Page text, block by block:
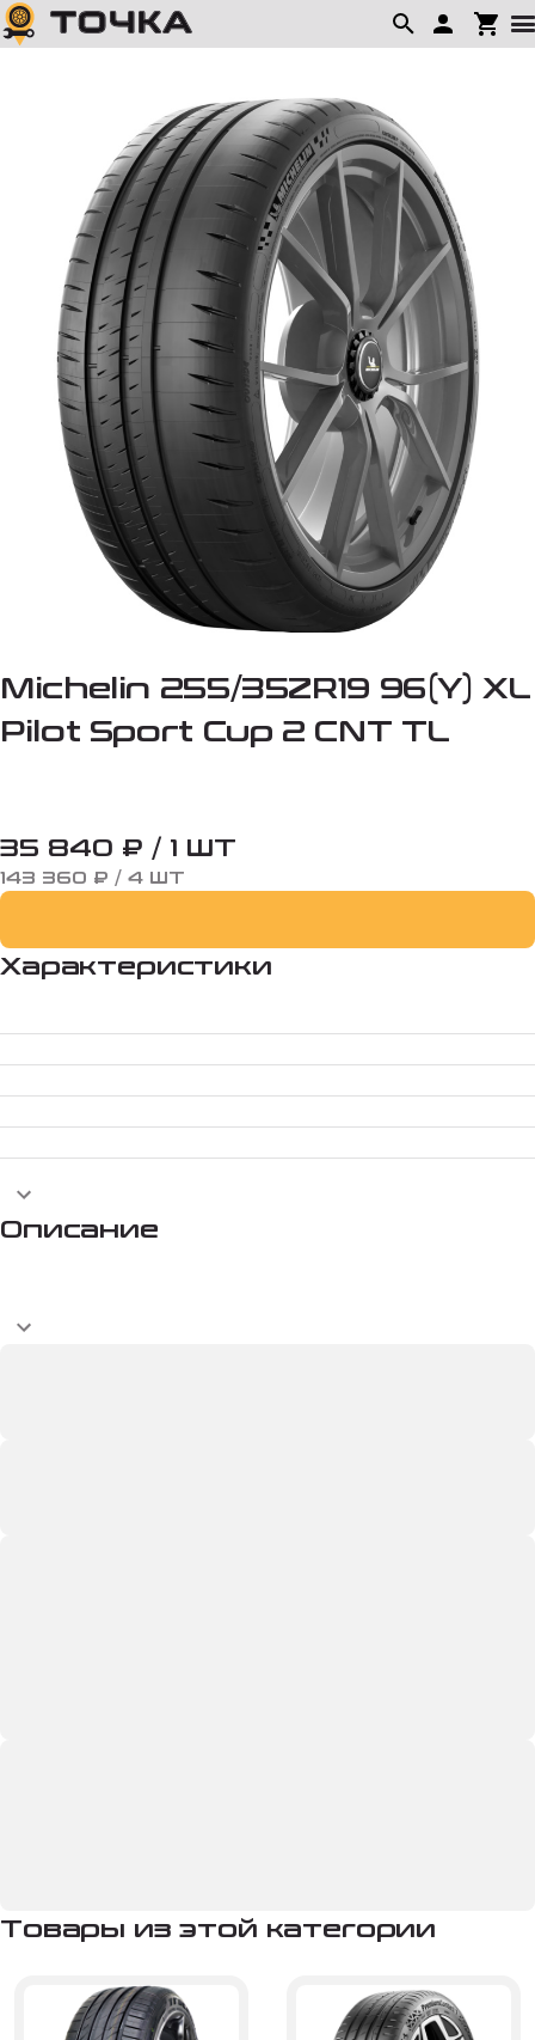
Michelin 255/35ZR19 96(Y) XL
Pilot Sport Cup 2 CNT TL
35 840 ₽ / 1 ШТ
143 360 ₽ / 4 ШТ
Характеристики
Описание
Товары из этой категории